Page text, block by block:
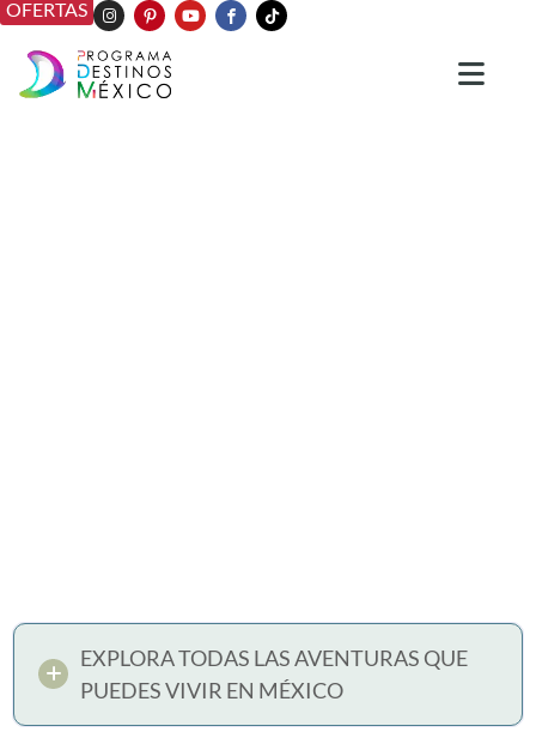
OFERTAS
EXPLORA TODAS LAS AVENTURAS QUE
PUEDES VIVIR EN MÉXICO